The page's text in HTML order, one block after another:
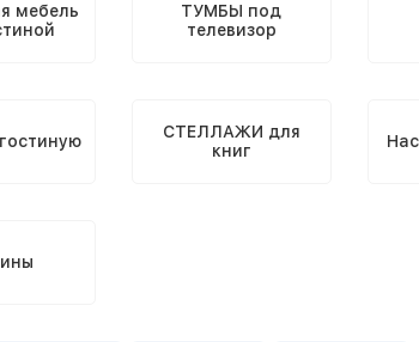
мебель
ТУМБЫ под
телевизор
СТЕЛЛАЖИ для
книг